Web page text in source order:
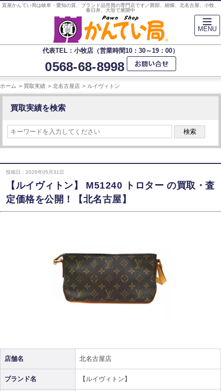
質屋かんてい局は岐阜・愛知の質、ブランド品売買の専門店です／茜部、細畑、北名古屋、小牧、
春日井、大垣で展開中
代表TEL：小牧店（営業時間10：30～19：00）
0568-68-8998
ホーム 買取実績 北名古屋店 ルイヴィトン
買取実績を検索
検索
投稿日：2026年05月31日
【ルイヴィトン】 M51240 トロター の買取・査
定価格を公開！【北名古屋】
店舗名 北名古屋店
ブランド名 【ルイヴィトン】
MENU